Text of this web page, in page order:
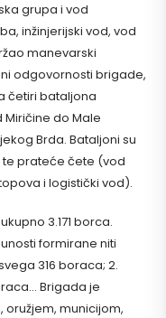
grupa i vod
inžinjerijski vod, vod
manevarski
odgovornosti brigade,
četiri bataljona
do Male
Brda. Bataljoni su
te prateće čete (vod
i logistički vod).
3.171 borca.
formirane niti
316 boraca; 2.
Brigada je
municijom,